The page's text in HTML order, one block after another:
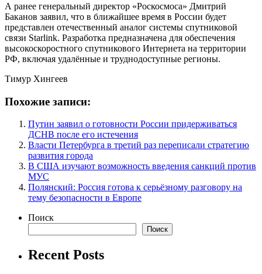
А ранее генеральный директор «Роскосмоса» Дмитрий
Баканов заявил, что в ближайшее время в России будет
представлен отечественный аналог системы спутниковой
связи Starlink. Разработка предназначена для обеспечения
высокоскоростного спутникового Интернета на территории
РФ, включая удалённые и труднодоступные регионы.
Тимур Хингеев
Похожие записи:
Путин заявил о готовности России придерживаться
ДСНВ после его истечения
Власти Петербурга в третий раз переписали стратегию
развития города
В США изучают возможность введения санкций против
МУС
Полянский: Россия готова к серьёзному разговору на
тему безопасности в Европе
Поиск
Поиск
Recent Posts